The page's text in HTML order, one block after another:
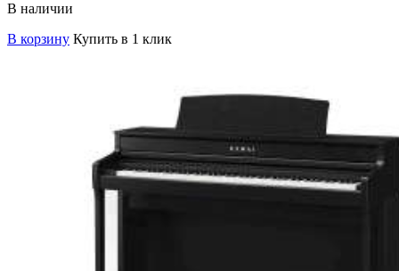
В наличии
В корзину Купить в 1 клик